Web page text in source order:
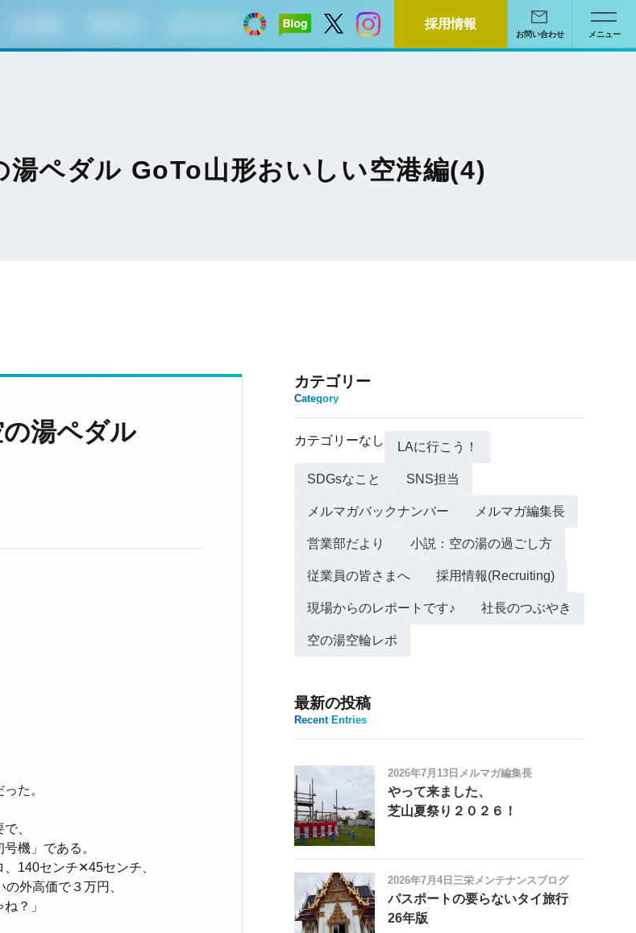
採用情報
お問い合わせ メニュー
ペダル GoTo山形おいしい空港編(4)
湯ペダル
た。
、
機」である。
140センチ✕45センチ、
外高価で３万円、
？」
カテゴリー
Category
カテゴリーなし LAに行こう！
SDGsなこと SNS担当
メルマガバックナンバー メルマガ編集長
営業部だより 小説：空の湯の過ごし方
従業員の皆さまへ 採用情報(Recruiting)
現場からのレポートです♪ 社長のつぶやき
空の湯空輪レポ
最新の投稿
Recent Entries
2026年7月13日 メルマガ編集長
やって来ました、
芝山夏祭り２０２６！
2026年7月4日 三栄メンテナンスブログ
パスポートの要らないタイ旅行
26年版